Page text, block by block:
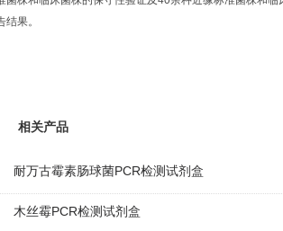
结果。
相关产品
耐万古霉素肠球菌PCR检测试剂盒
木丝霉PCR检测试剂盒